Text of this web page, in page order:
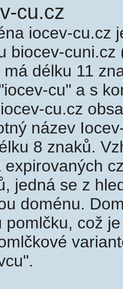
cu.cz
iocev-cu.cz
biocev-
má délku 11
cu" a s
cu.cz
název
8 znaků.
expirovaných
jedná se z
doménu.
pomlčku, což